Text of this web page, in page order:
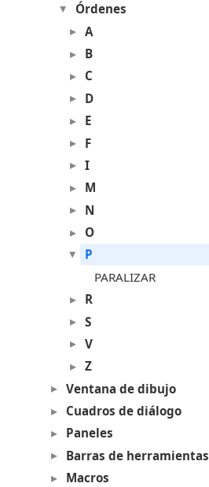
Órdenes
A
B
C
D
E
F
I
M
N
O
P
PARALIZAR
R
S
V
Z
Ventana de dibujo
Cuadros de diálogo
Paneles
Barras de herramientas
Macros